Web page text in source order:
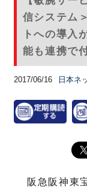
信システム
トへの導入
能も連携で
2017/06/16 日本ネ
阪急阪神東